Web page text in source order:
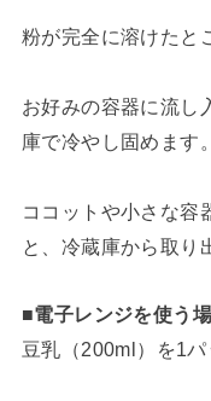
粉が完全に溶けたと
お好みの容器に流し
庫で冷やし固めます。
ココットや小さな容
と、冷蔵庫から取り
■電子レンジを使う
豆乳（200ml）を1パ